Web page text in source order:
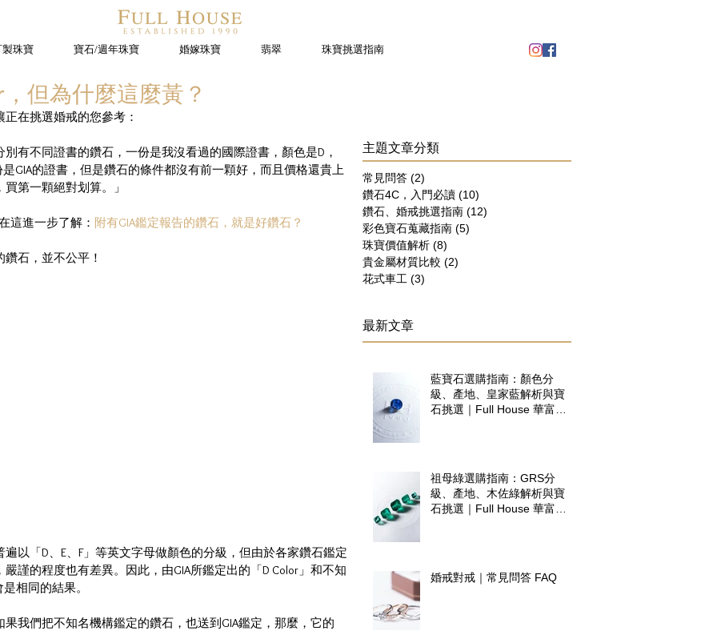
製珠寶 寶石/週年珠寶 婚嫁珠寶 翡翠 珠寶挑選指南
但為什麼這麼黃？
在挑選婚戒的您參考：
別有不同證書的鑽石，一份是我沒看過的國際證書，顏色是D，
是GIA的證書，但是鑽石的條件都沒有前一顆好，而且價格還貴上
第一顆絕對划算。」
這進一步了解： 附有GIA鑑定報告的鑽石，就是好鑽石？
石，並不公平！
以「D、E、F」等英文字母做顏色的分級，但由於各家鑽石鑑定
謹的程度也有差異。因此，由GIA所鑑定出的「D Color」和不知
相同的結果。
我們把不知名機構鑑定的鑽石，也送到GIA鑑定，那麼，它的
​主題文章分類
常見問答 (2)
鑽石4C，入門必讀 (10)
鑽石、婚戒挑選指南 (12)
彩色寶石蒐藏指南 (5)
珠寶價值解析 (8)
貴金屬材質比較 (2)
花式車工 (3)
最新文章
藍寶石選購指南：顏色分
級、產地、皇家藍解析與寶
石挑選｜Full House 華富爾
祖母綠選購指南：GRS分
級、產地、木佐綠解析與寶
石挑選｜Full House 華富爾
婚戒對戒｜常見問答 FAQ